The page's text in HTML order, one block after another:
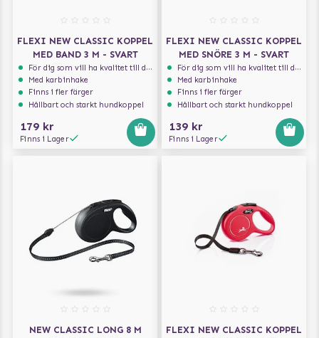
FLEXI NEW CLASSIC KOPPEL
MED BAND 3 M - SVART
För dig som vill ha kvalitet till din hund!
Med karbinhake
Finns i fler färger
Hållbart och starkt hundkoppel
179 kr
Finns i Lager
FLEXI NEW CLASSIC KOPPEL
MED SNÖRE 3 M - SVART
För dig som vill ha kvalitet till din hund!
Med karbinhake
Finns i fler färger
Hållbart och starkt hundkoppel
139 kr
Finns i Lager
NEW CLASSIC LONG 8 M
FLEXI NEW CLASSIC KOPPEL